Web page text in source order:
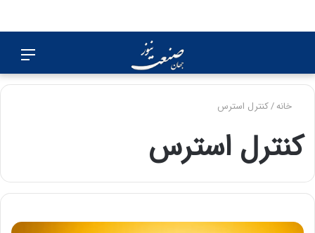
برای
خانه/کنترل استرس
کنترل استرس